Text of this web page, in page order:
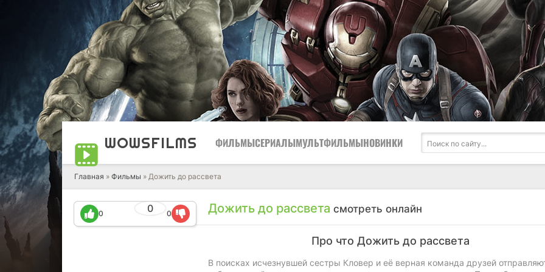
WOWSFILMS ФИЛЬМЫСЕРИАЛЫМУЛЬТФИЛЬМЫНОВИНКИ
Главная » Фильмы » Дожить до рассвета
Дожить до рассвета смотреть онлайн
0
0 0
Про что Дожить до рассвета
В поисках исчезнувшей сестры Кловер и её верная команда друзей